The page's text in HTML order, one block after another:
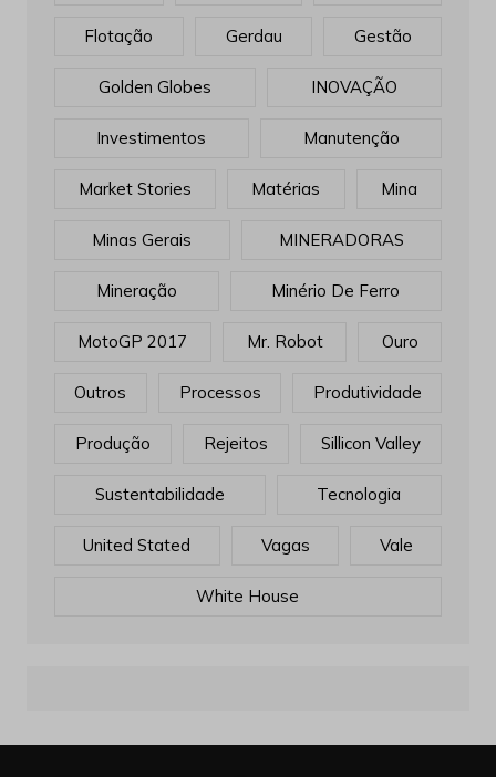
Flotação Gerdau Gestão
Golden Globes INOVAÇÃO
Investimentos Manutenção
Market Stories Matérias Mina
Minas Gerais MINERADORAS
Mineração Minério De Ferro
MotoGP 2017 Mr. Robot Ouro
Outros Processos Produtividade
Produção Rejeitos Sillicon Valley
Sustentabilidade Tecnologia
United Stated Vagas Vale
White House